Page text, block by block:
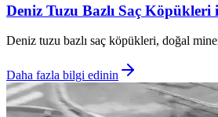
Deniz Tuzu Bazlı Saç Köpükleri
Deniz tuzu bazlı saç köpükleri, doğal
Daha fazla bilgi edinin